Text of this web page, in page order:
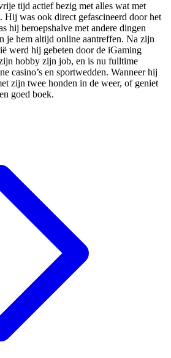
tijd actief bezig met alles wat met
Hij was ook direct gefascineerd door het
hij beroepshalve met andere dingen
je hem altijd online aantreffen. Na zijn
werd hij gebeten door de iGaming
hobby zijn job, en is nu fulltime
casino’s en sportwedden. Wanneer hij
zijn twee honden in de weer, of geniet
goed boek.